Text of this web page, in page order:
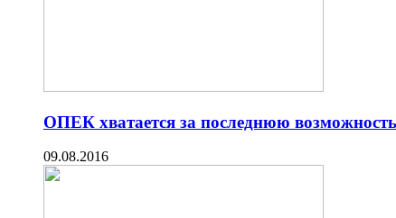
ОПЕК хватается за последнюю возможность
09.08.2016